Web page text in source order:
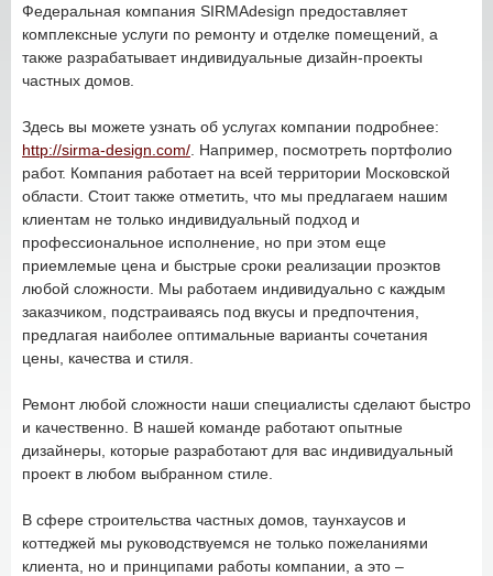
Федеральная компания SIRMAdesign предоставляет
комплексные услуги по ремонту и отделке помещений, а
также разрабатывает индивидуальные дизайн-проекты
частных домов.
Здесь вы можете узнать об услугах компании подробнее:
http://sirma-design.com/ . Например, посмотреть портфолио
работ. Компания работает на всей территории Московской
области. Стоит также отметить, что мы предлагаем нашим
клиентам не только индивидуальный подход и
профессиональное исполнение, но при этом еще
приемлемые цена и быстрые сроки реализации проэктов
любой сложности. Мы работаем индивидуально с каждым
заказчиком, подстраиваясь под вкусы и предпочтения,
предлагая наиболее оптимальные варианты сочетания
цены, качества и стиля.
Ремонт любой сложности наши специалисты сделают быстро
и качественно. В нашей команде работают опытные
дизайнеры, которые разработают для вас индивидуальный
проект в любом выбранном стиле.
В сфере строительства частных домов, таунхаусов и
коттеджей мы руководствуемся не только пожеланиями
клиента, но и принципами работы компании, а это –